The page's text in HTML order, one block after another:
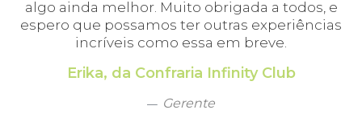
algo ainda melhor. Muito obrigada a todos, e
espero que possamos ter outras experiências
incríveis como essa em breve.
Erika, da Confraria Infinity Club
Gerente